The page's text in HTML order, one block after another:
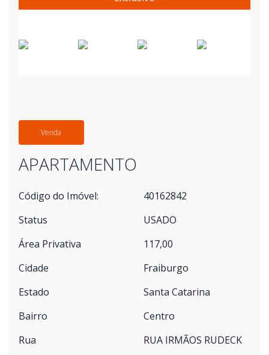
Venda
APARTAMENTO
Código do Imóvel:
40162842
Status
USADO
Área Privativa
117,00
Cidade
Fraiburgo
Estado
Santa Catarina
Bairro
Centro
Rua
RUA IRMÃOS RUDECK